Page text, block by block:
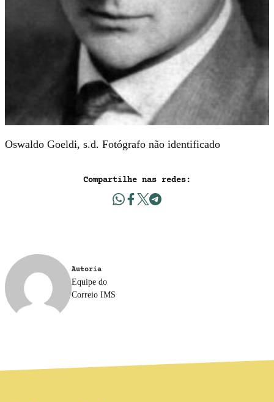
Oswaldo Goeldi, s.d. Fotógrafo não identificado
Compartilhe nas redes:
Autoria
Equipe do
Correio IMS